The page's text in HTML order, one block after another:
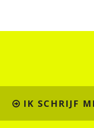
IK SCHRIJF